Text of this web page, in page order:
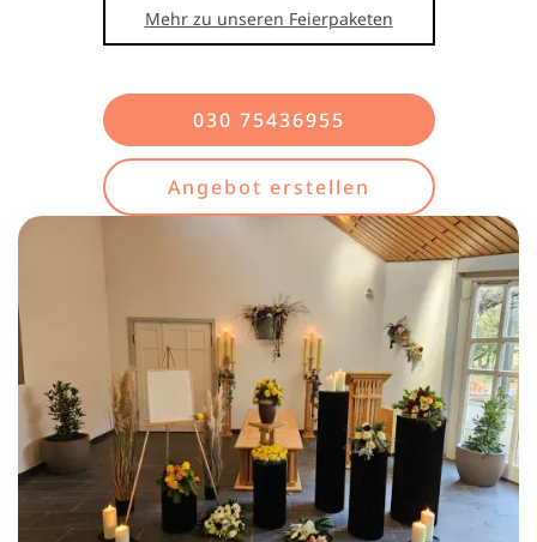
Mehr zu unseren Feierpaketen
030 75436955
Angebot erstellen